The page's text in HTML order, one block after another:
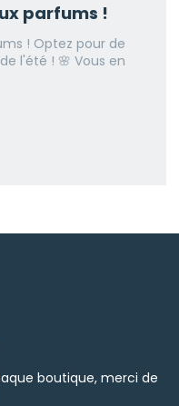
parfums !
! Optez pour de
l'été ! 🌸 Vous en
boutique, merci de